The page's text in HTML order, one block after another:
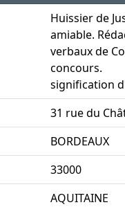
Huissier de
amiable.
verbaux de
concours.
signification
31 rue du
BORDEAUX
33000
AQUITAINE